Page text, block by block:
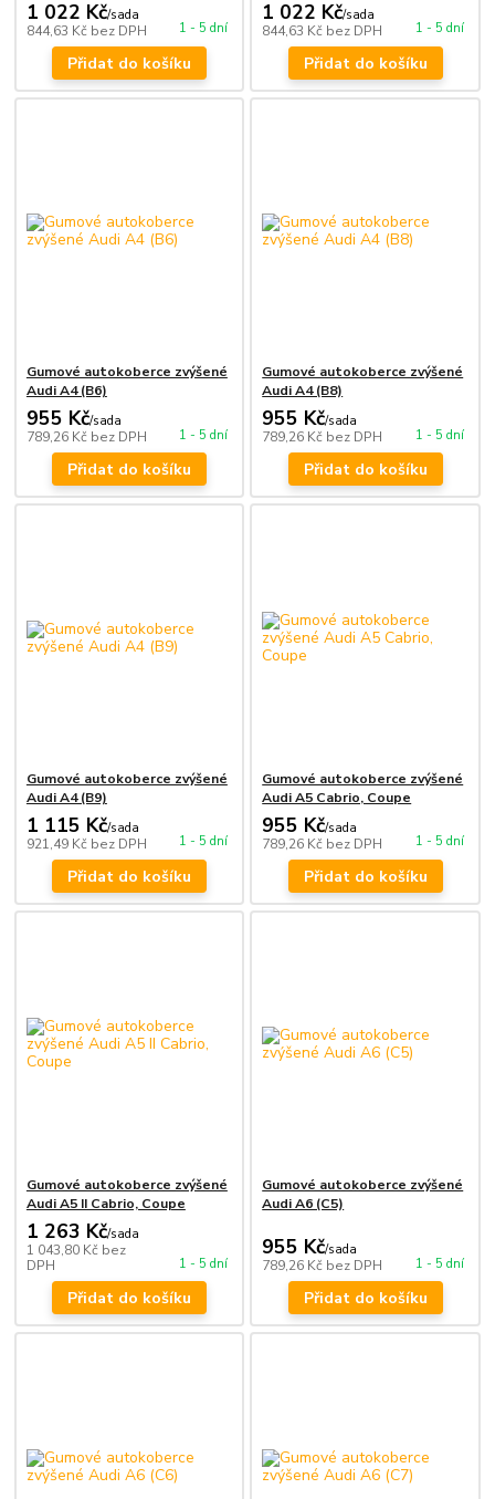
1 022 Kč/sada
844,63 Kč bez DPH 1 - 5 dní
Přidat do košíku
1 022 Kč/sada
844,63 Kč bez DPH 1 - 5 dní
Přidat do košíku
Gumové autokoberce zvýšené
Audi A4 (B6)
955 Kč/sada
789,26 Kč bez DPH 1 - 5 dní
Přidat do košíku
Gumové autokoberce zvýšené
Audi A4 (B8)
955 Kč/sada
789,26 Kč bez DPH 1 - 5 dní
Přidat do košíku
Gumové autokoberce zvýšené
Audi A4 (B9)
1 115 Kč/sada
921,49 Kč bez DPH 1 - 5 dní
Přidat do košíku
Gumové autokoberce zvýšené
Audi A5 Cabrio, Coupe
955 Kč/sada
789,26 Kč bez DPH 1 - 5 dní
Přidat do košíku
Gumové autokoberce zvýšené
Audi A5 II Cabrio, Coupe
1 263 Kč/sada
1 043,80 Kč bez
DPH
1 - 5 dní
Přidat do košíku
Gumové autokoberce zvýšené
Audi A6 (C5)
955 Kč/sada
789,26 Kč bez DPH 1 - 5 dní
Přidat do košíku